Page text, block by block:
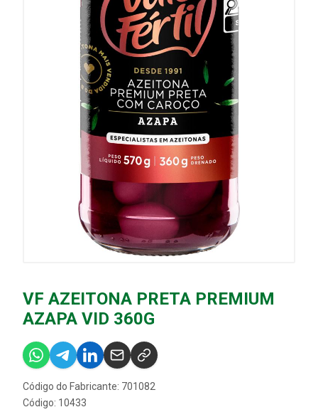
VF AZEITONA PRETA PREMIUM
AZAPA VID 360G
Código do Fabricante: 701082
Código: 10433